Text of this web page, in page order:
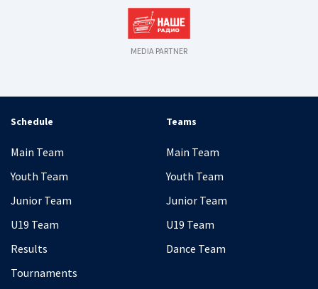
MEDIA PARTNER
Schedule
Main Team
Youth Team
Junior Team
U19 Team
Results
Tournaments
Teams
Main Team
Youth Team
Junior Team
U19 Team
Dance Team